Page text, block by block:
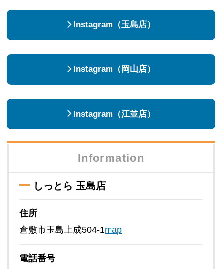
Instagram（玉島店）
Instagram（岡山店）
Instagram（江並店）
Information
しっとら 玉島店
住所
倉敷市玉島上成504-1map
電話番号